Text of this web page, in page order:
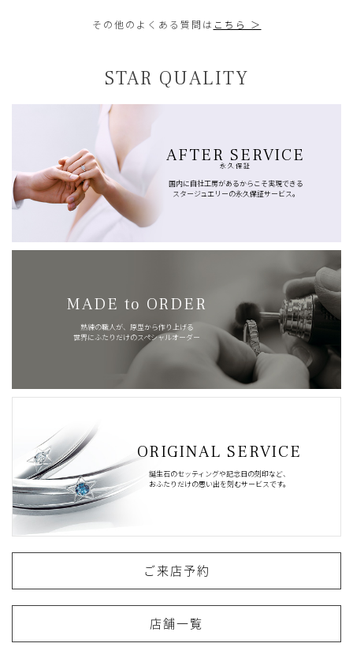
その他のよくある質問は こちら ＞
STAR QUALITY
AFTER SERVICE
永久保証
国内に自社工房があるからこそ実現できる
スタージュエリーの永久保証サービス。
MADE to ORDER
熟練の職人が、原型から作り上げる
世界にふたりだけのスペシャルオーダー
ORIGINAL SERVICE
誕生石のセッティングや記念日の刻印など、
おふたりだけの思い出を刻むサービスです。
ご来店予約
店舗一覧